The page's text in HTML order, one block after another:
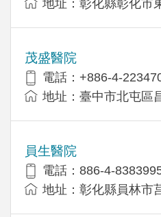
地址：彰化縣彰化市
茂盛醫院
電話：+886-4-
地址：臺中市北屯區
員生醫院
電話：886-4-
地址：彰化縣員林市